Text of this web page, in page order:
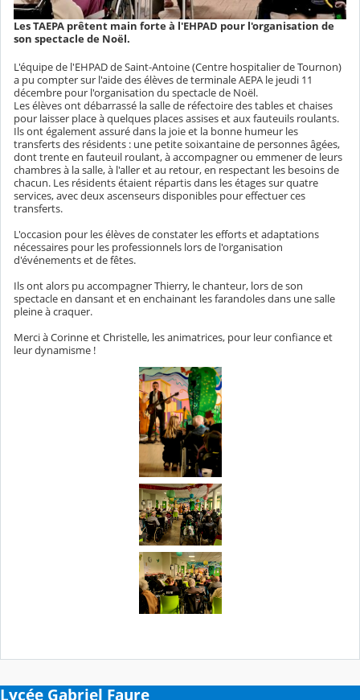
Les TAEPA prêtent main forte à l'EHPAD pour l'organisation de
son spectacle de Noël.
L'équipe de l'EHPAD de Saint-Antoine (Centre hospitalier de Tournon)
a pu compter sur l'aide des élèves de terminale AEPA le jeudi 11
décembre pour l'organisation du spectacle de Noël.
Les élèves ont débarrassé la salle de réfectoire des tables et chaises
pour laisser place à quelques places assises et aux fauteuils roulants.
Ils ont également assuré dans la joie et la bonne humeur les
transferts des résidents : une petite soixantaine de personnes âgées,
dont trente en fauteuil roulant, à accompagner ou emmener de leurs
chambres à la salle, à l'aller et au retour, en respectant les besoins de
chacun. Les résidents étaient répartis dans les étages sur quatre
services, avec deux ascenseurs disponibles pour effectuer ces
transferts.
L'occasion pour les élèves de constater les efforts et adaptations
nécessaires pour les professionnels lors de l'organisation
d'événements et de fêtes.
Ils ont alors pu accompagner Thierry, le chanteur, lors de son
spectacle en dansant et en enchainant les farandoles dans une salle
pleine à craquer.
Merci à Corinne et Christelle, les animatrices, pour leur confiance et
leur dynamisme !
Lycée Gabriel Faure